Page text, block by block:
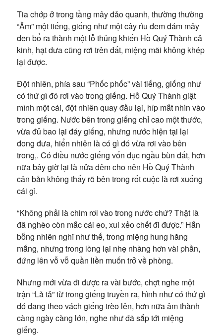
Tia chớp ở trong tầng mây đảo quanh, thường thường
“Ầm” một tiếng, giống như một cây rìu đem đám mây
đen bổ ra thành một lỗ thủng khiến Hồ Quý Thành cả
kinh, hạt dưa cũng rơi trên đất, miệng mãi không khép
lại được.
Đột nhiên, phía sau “Phốc phốc” vài tiếng, giống như
có thứ gì đó rơi vào trong giếng. Hồ Quý Thành giật
mình một cái, đột nhiên quay đầu lại, híp mắt nhìn vào
trong giếng. Nước bên trong giếng chỉ cao một thước,
vừa đủ bao lại đáy giếng, nhưng nước hiện tại lại
đong đưa, hiển nhiên là có gì đó vừa rơi vào bên
trong,. Có điều nước giếng vốn đục ngầu bùn đất, hơn
nữa bây giờ lại là nửa đêm cho nên Hồ Quý Thành
căn bản không thấy rõ bên trong rốt cuộc là rơi xuống
cái gì.
“Không phải là chim rơi vào trong nước chứ? Thật là
đã nghèo còn mắc cái eo, xui xẻo chết đi được.” Hắn
bỗng nhiên nghĩ như thế, trong miệng hung hăng
mắng, nhưng trong lòng lại nhẹ nhàng hơn vài phần,
đứng lên vỗ vỗ quần liền muốn trở về phòng.
Nhưng mới vừa đi được ra vài bước, chợt nghe một
trận “Lả tả” từ trong giếng truyền ra, hình như có thứ gì
đó đang theo vách giếng trèo lên, hơn nữa âm thành
càng ngày càng lớn, nghe như đã sắp tới miệng
giếng.